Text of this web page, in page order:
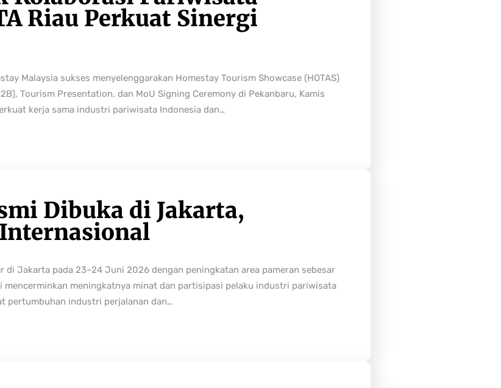
Riau Perkuat Sinergi
Malaysia sukses menyelenggarakan Homestay Tourism Showcase (HOTAS)
Tourism Presentation, dan MoU Signing Ceremony di Pekanbaru, Kamis
kerja sama industri pariwisata Indonesia dan…
Dibuka di Jakarta,
Jakarta pada 23–24 Juni 2026 dengan peningkatan area pameran sebesar
meningkatnya minat dan partisipasi pelaku industri pariwisata
pertumbuhan industri perjalanan dan…